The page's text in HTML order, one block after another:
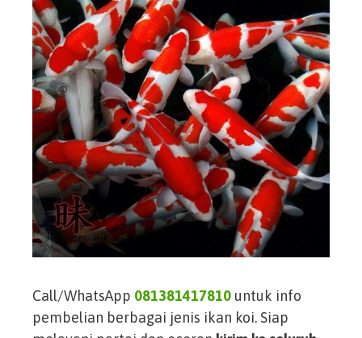
Call/WhatsApp 081381417810 untuk info
pembelian berbagai jenis ikan koi. Siap